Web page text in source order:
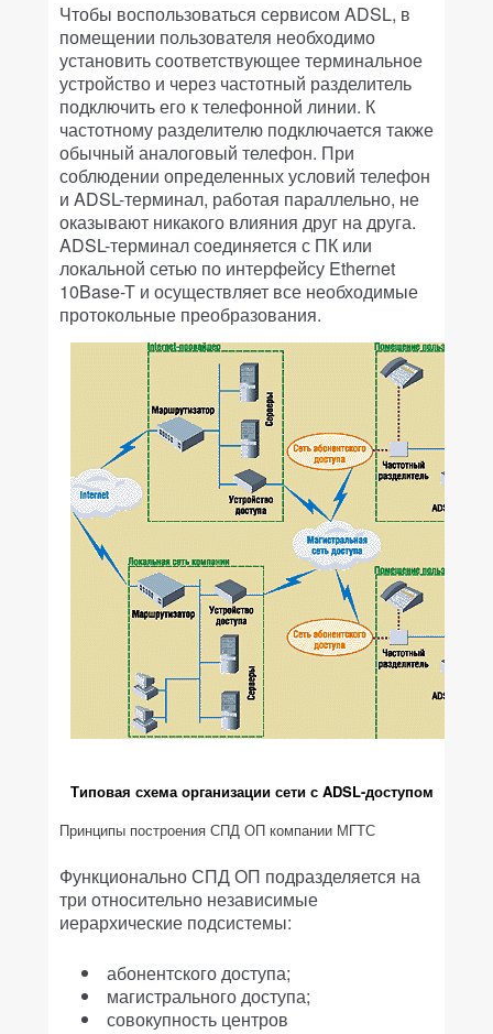
Чтобы воспользоваться сервисом ADSL, в
помещении пользователя необходимо
установить соответствующее терминальное
устройство и через частотный разделитель
подключить его к телефонной линии. К
частотному разделителю подключается также
обычный аналоговый телефон. При
соблюдении определенных условий телефон
и ADSL-терминал, работая параллельно, не
оказывают никакого влияния друг на друга.
ADSL-терминал соединяется с ПК или
локальной сетью по интерфейсу Ethernet
10Base-T и осуществляет все необходимые
протокольные преобразования.
Типовая схема организации сети с ADSL-доступом
Принципы построения СПД ОП компании МГТС
Функционально СПД ОП подразделяется на
три относительно независимые
иерархические подсистемы:
абонентского доступа;
магистрального доступа;
совокупность центров